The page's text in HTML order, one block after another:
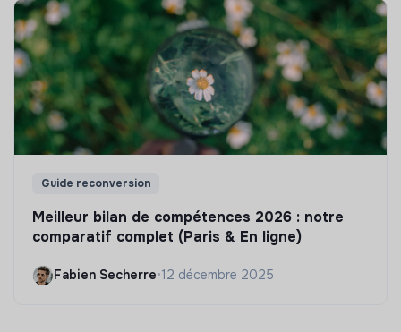
Guide reconversion
Meilleur bilan de compétences 2026 : notre
comparatif complet (Paris & En ligne)
Fabien Secherre•12 décembre 2025